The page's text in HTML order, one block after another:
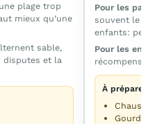
plage trop
mieux qu’une
sable,
disputes et la
Pour les
souvent le
enfants: peu
Pour les
récompense
À préparer
Gourde